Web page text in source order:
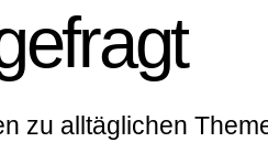
zu alltäglichen